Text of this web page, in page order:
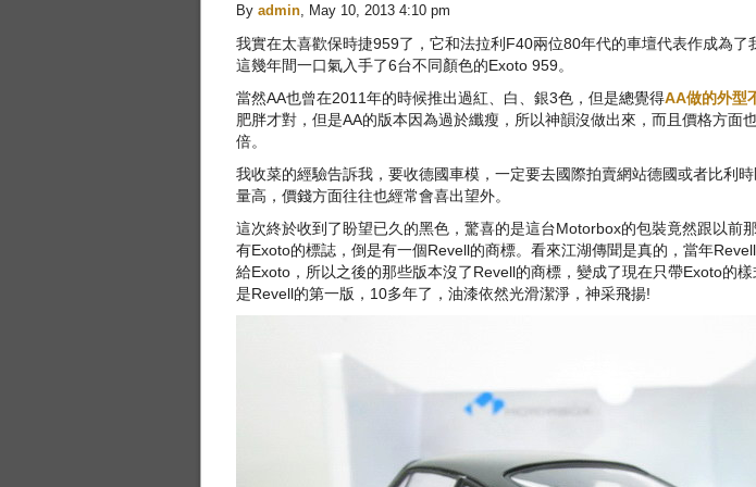
By admin, May 10, 2013 4:10 pm
我實在太喜歡保時捷959了，它和法拉利F40兩位80年代的車壇代表作成為了
這幾年間一口氣入手了6台不同顏色的Exoto 959。
當然AA也曾在2011年的時候推出過紅、白、銀3色，但是總覺得AA做的外型
肥胖才對，但是AA的版本因為過於纖瘦，所以神韻沒做出來，而且價格方面
倍。
我收菜的經驗告訴我，要收德國車模，一定要去國際拍賣網站德國或者比利
量高，價錢方面往往也經常會喜出望外。
這次終於收到了盼望已久的黑色，驚喜的是這台Motorbox的包裝竟然跟以前
有Exoto的標誌，倒是有一個Revell的商標。看來江湖傳聞是真的，當年
給Exoto，所以之後的那些版本沒了Revell的商標，變成了現在只帶Exoto的
是Revell的第一版，10多年了，油漆依然光滑潔淨，神采飛揚!